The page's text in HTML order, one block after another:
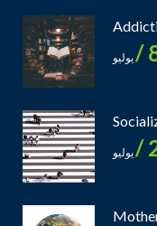
يوليو
يوليو